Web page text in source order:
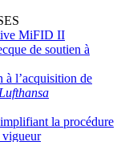
MiFID II
de soutien à
à l’acquisition de
Lufthansa
la procédure
vigueur